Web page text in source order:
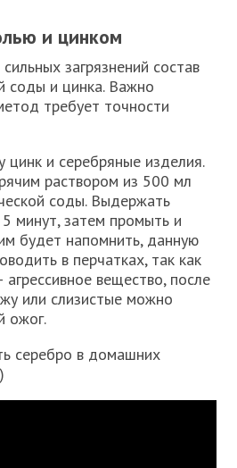
и цинком
загрязнений состав
соды и цинка. Важно
требует точности
цинк и серебряные изделия.
раствором из 500 мл
соды. Выдержать
минут, затем промыть и
будет напомнить, данную
в перчатках, так как
вещество, после
или слизистые можно
ожог.
серебро в домашних